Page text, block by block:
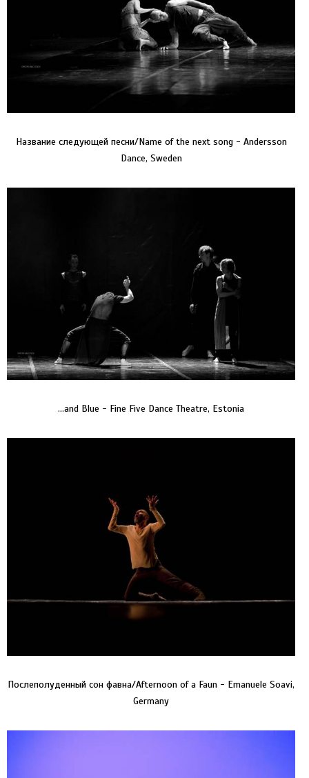
Название следующей песни/Name of the next song - Andersson
Dance, Sweden
…and Blue - Fine Five Dance Theatre, Estonia
Послеполуденный сон фавна/Afternoon of a Faun - Emanuele Soavi,
Germany